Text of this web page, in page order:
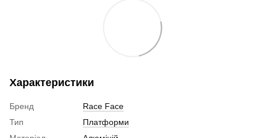
Характеристики
Бренд
Race Face
Тип
Платформи